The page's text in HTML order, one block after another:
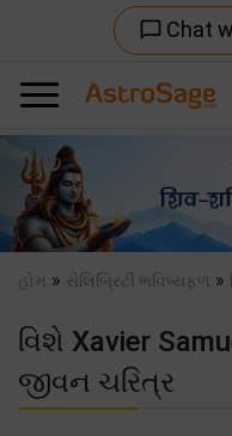
chat_bubble_outline Chat
Previous
હોમ » સેલિબ્રિટી ભવિષ્યફળ »
વિશે Xavier
જીવન ચરિત્ર